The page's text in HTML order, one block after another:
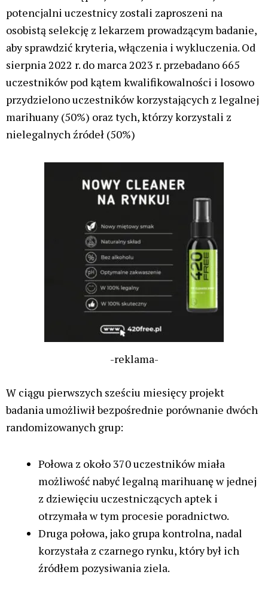
potencjalni uczestnicy zostali zaproszeni na
osobistą selekcję z lekarzem prowadzącym badanie,
aby sprawdzić kryteria, włączenia i wykluczenia. Od
sierpnia 2022 r. do marca 2023 r. przebadano 665
uczestników pod kątem kwalifikowalności i losowo
przydzielono uczestników korzystających z legalnej
marihuany (50%) oraz tych, którzy korzystali z
nielegalnych źródeł (50%)
-reklama-
W ciągu pierwszych sześciu miesięcy projekt
badania umożliwił bezpośrednie porównanie dwóch
randomizowanych grup:
Połowa z około 370 uczestników miała
możliwość nabyć legalną marihuanę w jednej
z dziewięciu uczestniczących aptek i
otrzymała w tym procesie poradnictwo.
Druga połowa, jako grupa kontrolna, nadal
korzystała z czarnego rynku, który był ich
źródłem pozysiwania ziela.